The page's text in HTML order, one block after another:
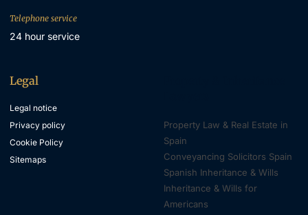
Telephone service
24 hour service
Legal
Legal notice
Privacy policy
Cookie Policy
Sitemaps
Property Law & Real Estate in
Spain
Conveyancing Solicitors Spain
Spanish Inheritance & Wills
Inheritance & Wills for
Americans